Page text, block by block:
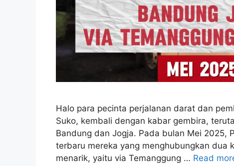
Halo para pecinta perjalanan darat dan
Suko, kembali dengan kabar gembira,
Bandung dan Jogja. Pada bulan Mei 2025,
terbaru mereka yang menghubungkan dua
menarik, yaitu via Temanggung … Read